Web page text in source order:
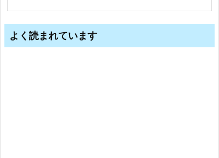
よく読まれています